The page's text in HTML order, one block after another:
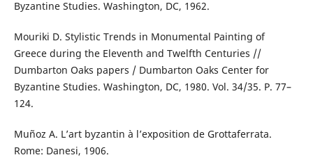
Byzantine Studies. Washington, DC, 1962.
Mouriki D. Stylistic Trends in Monumental Painting of
Greece during the Eleventh and Twelfth Centuries //
Dumbarton Oaks papers / Dumbarton Oaks Center for
Byzantine Studies. Washington, DC, 1980. Vol. 34/35. P. 77–
124.
Muñoz A. L’art byzantin à l’exposition de Grottaferrata.
Rome: Danesi, 1906.